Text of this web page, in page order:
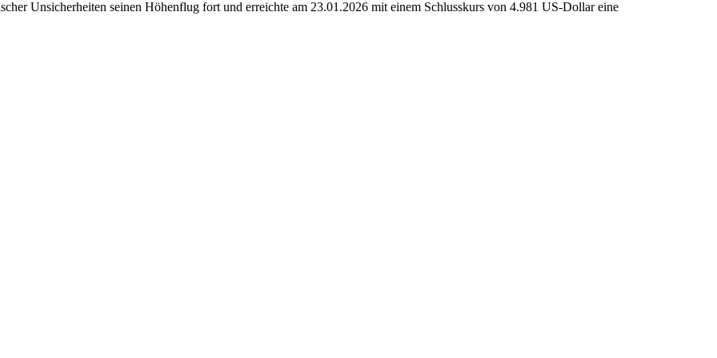
Unsicherheiten seinen Höhenflug fort und erreichte am 23.01.2026 mit einem Schlusskurs von 4.981 US-Dollar eine